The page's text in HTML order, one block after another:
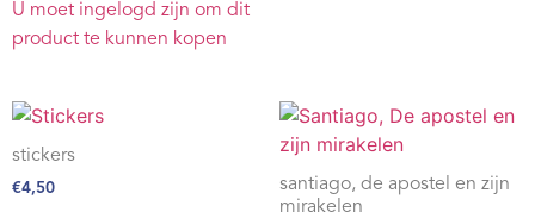
U moet ingelogd zijn om dit
product te kunnen kopen
stickers
€4,50
santiago, de apostel en zijn
mirakelen